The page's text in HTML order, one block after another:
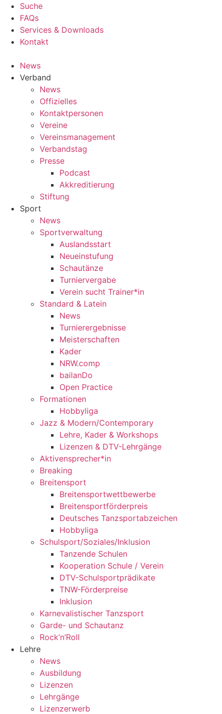
springen
Suche
FAQs
Services & Downloads
Kontakt
News
Verband
News
Offizielles
Kontaktpersonen
Vereine
Vereinsmanagement
Verbandstag
Presse
Podcast
Akkreditierung
Stiftung
Sport
News
Sportverwaltung
Auslandsstart
Neueinstufung
Schautänze
Turniervergabe
Verein sucht Trainer*in
Standard & Latein
News
Turnierergebnisse
Meisterschaften
Kader
NRW.comp
bailanDo
Open Practice
Formationen
Hobbyliga
Jazz & Modern/Contemporary
Lehre, Kader & Workshops
Lizenzen & DTV-Lehrgänge
Aktivensprecher*in
Breaking
Breitensport
Breitensportwettbewerbe
Breitensportförderpreis
Deutsches Tanzsportabzeichen
Hobbyliga
Schulsport/Soziales/Inklusion
Tanzende Schulen
Kooperation Schule / Verein
DTV-Schulsportprädikate
TNW-Förderpreise
Inklusion
Karnevalistischer Tanzsport
Garde- und Schautanz
Rock’n’Roll
Lehre
News
Ausbildung
Lizenzen
Lehrgänge
Lizenzerwerb